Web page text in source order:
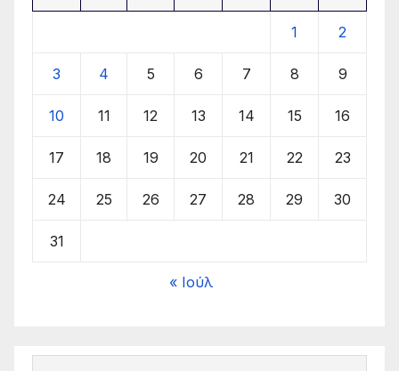
1 2
3 4 5 6 7 8 9
10 11 12 13 14 15 16
17 18 19 20 21 22 23
24 25 26 27 28 29 30
31
« Ιούλ